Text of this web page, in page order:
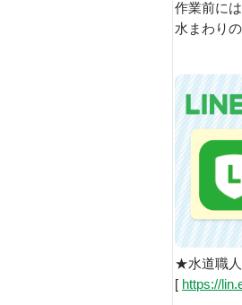
作業前に
水まわり
★水道職人
[ https://